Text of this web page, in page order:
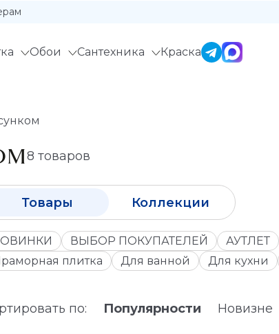
Обои Сантехника Краска
8 товаров
Товары Коллекции
ВЫБОР ПОКУПАТЕЛЕЙ АУТЛЕТ
плитка
Для ванной Для кухни
по: Популярности Новизне